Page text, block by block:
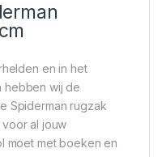
en in het
hebben wij de
Spiderman rugzak
al jouw
moet met boeken en